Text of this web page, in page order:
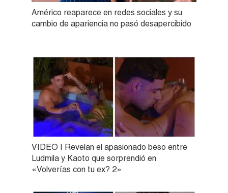
Américo reaparece en redes sociales y su
cambio de apariencia no pasó desapercibido
VIDEO | Revelan el apasionado beso entre
Ludmila y Kaoto que sorprendió en
«Volverías con tu ex? 2»